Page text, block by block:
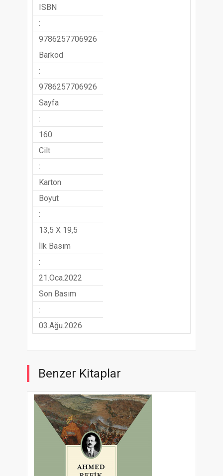
ISBN
:
9786257706926
Barkod
:
9786257706926
Sayfa
:
160
Cilt
:
Karton
Boyut
:
13,5 X 19,5
İlk Basım
:
21.Oca.2022
Son Basım
:
03.Ağu.2026
Benzer Kitaplar